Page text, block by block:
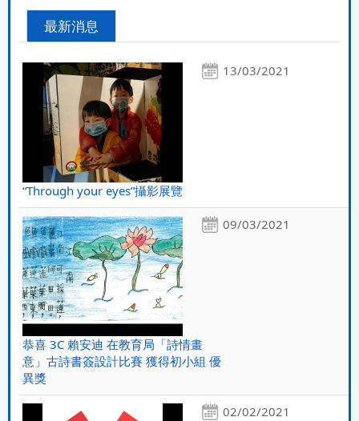
最新消息
13/03/2021
“Through your eyes”攝影展覽
09/03/2021
恭喜 3C 賴安迪 在教育局「詩情畫
意」古詩書簽設計比賽 獲得初小組 優
異獎
02/02/2021